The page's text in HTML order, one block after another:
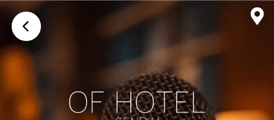
画面上に戻る